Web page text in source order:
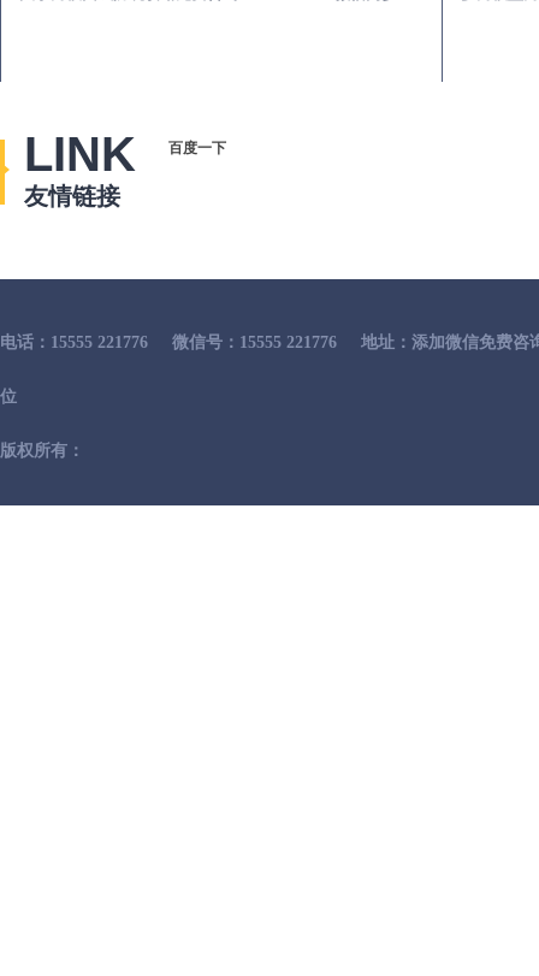
LINK
友情链接
百度一下
电话：15555 221776 微信号：15555 221776 地址：添加微信免费咨
位
版权所有：